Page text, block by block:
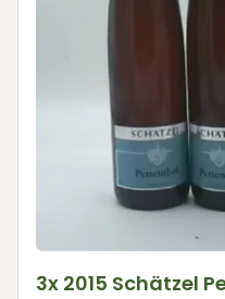
3x 2015 Schätzel